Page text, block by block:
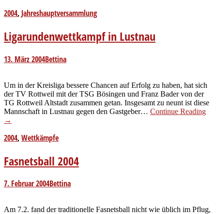
2004, Jahreshauptversammlung
Ligarundenwettkampf in Lustnau
13. März 2004Bettina
Um in der Kreisliga bessere Chancen auf Erfolg zu haben, hat sich
der TV Rottweil mit der TSG Bösingen und Franz Bader von der
TG Rottweil Altstadt zusammen getan. Insgesamt zu neunt ist diese
Mannschaft in Lustnau gegen den Gastgeber… Continue Reading
→
2004,Wettkämpfe
Fasnetsball 2004
7. Februar 2004Bettina
Am 7.2. fand der traditionelle Fasnetsball nicht wie üblich im Pflug,